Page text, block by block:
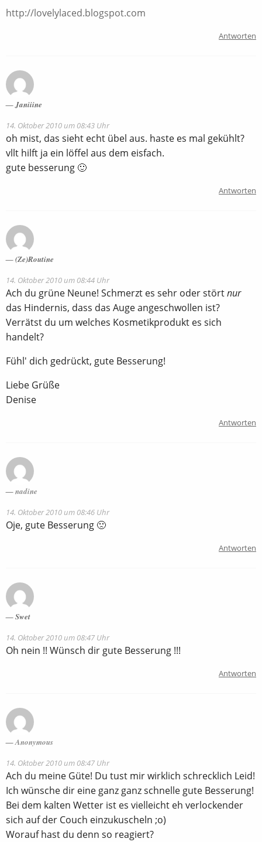
http://lovelylaced.blogspot.com
Antworten
Janiiine
14. Oktober 2010 um 08:43 Uhr
oh mist, das sieht echt übel aus. haste es mal gekühlt?
vllt hilft ja ein löffel aus dem eisfach.
gute besserung 🙂
Antworten
(Ze)Routine
14. Oktober 2010 um 08:44 Uhr
Ach du grüne Neune! Schmerzt es sehr oder störtnur
das Hindernis, dass das Auge angeschwollen ist?
Verrätst du um welches Kosmetikprodukt es sich
handelt?
Fühl' dich gedrückt, gute Besserung!
Liebe Grüße
Denise
Antworten
nadine
14. Oktober 2010 um 08:46 Uhr
Oje, gute Besserung 🙁
Antworten
Swet
14. Oktober 2010 um 08:47 Uhr
Oh nein !! Wünsch dir gute Besserung !!!
Antworten
Anonymous
14. Oktober 2010 um 08:47 Uhr
Ach du meine Güte! Du tust mir wirklich schrecklich Leid!
Ich wünsche dir eine ganz ganz schnelle gute Besserung!
Bei dem kalten Wetter ist es vielleicht eh verlockender
sich auf der Couch einzukuscheln ;o)
Worauf hast du denn so reagiert?